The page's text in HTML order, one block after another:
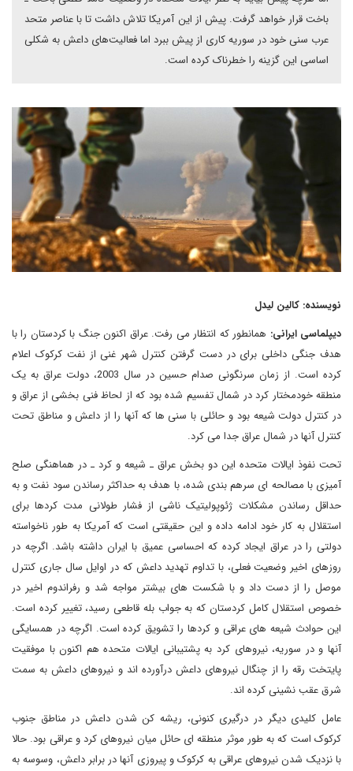
باخت قرار خواهد گرفت. پیش از این آمریکا تلاش داشت تا با عناصر متحد
عرب سنی خود در سوریه کاری از پیش ببرد اما فعالیت‌های داعش به شکلی
اساسی این گزینه را خطرناک کرده است.
نویسنده: کالین لیدل
دیپلماسی ایرانی: همانطور که انتظار می رفت. عراق اکنون جنگ با کردستان را با
هدف جنگی داخلی برای در دست گرفتن کنترل شهر غنی از نفت کرکوک اعلام
کرده است. از زمان سرنگونی صدام حسین در سال 2003، دولت عراق به یک
منطقه خودمختار کرد در شمال تفسیم شده بود که از لحاظ فنی بخشی از عراق و
در کنترل دولت شیعه بود و حائلی با سنی ها که آنها را از داعش و مناطق تحت
کنترل آنها در شمال عراق جدا می کرد.
تحت نفوذ ایالات متحده این دو بخش عراق ـ شیعه و کرد ـ در هماهنگی صلح
آمیزی با مصالحه ای سرهم بندی شده، با هدف به حداکثر رساندن سود نفت و به
حداقل رساندن مشکلات ژئوپولیتیک ناشی از فشار طولانی مدت کردها برای
استقلال به کار خود ادامه داده و این حقیقتی است که آمریکا به طور ناخواسته
دولتی را در عراق ایجاد کرده که احساسی عمیق با ایران داشته باشد. اگرچه در
روزهای اخیر وضعیت فعلی، با تداوم تهدید داعش که در اوایل سال جاری کنترل
موصل را از دست داد و با شکست های بیشتر مواجه شد و رفراندوم اخیر در
خصوص استقلال کامل کردستان که به جواب بله قاطعی رسید، تغییر کرده است.
این حوادث شیعه های عراقی و کردها را تشویق کرده است. اگرچه در همسایگی
آنها و در سوریه، نیروهای کرد به پشتیبانی ایالات متحده هم اکنون با موفقیت
پایتخت رقه را از چنگال نیروهای داعش درآورده اند و نیروهای داعش به سمت
شرق عقب نشینی کرده اند.
عامل کلیدی دیگر در درگیری کنونی، ریشه کن شدن داعش در مناطق جنوب
کرکوک است که به طور موثر منطقه ای حائل میان نیروهای کرد و عراقی بود. حالا
با نزدیک شدن نیروهای عراقی به کرکوک و پیروزی آنها در برابر داعش، وسوسه به